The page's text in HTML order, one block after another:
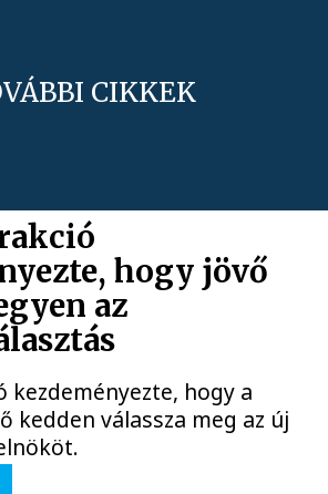
CIKKEK
hogy jövő
az
kezdeményezte, hogy a
kedden válassza meg az új